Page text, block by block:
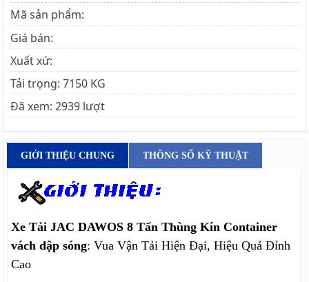
Mã sản phẩm:
Giá bán:
Xuất xứ:
Tải trọng: 7150 KG
Đã xem: 2939 lượt
GIỚI THIỆU CHUNG THÔNG SỐ KỸ THUẬT
Xe Tải JAC DAWOS 8 Tấn Thùng Kín Container
vách dập sóng: Vua Vận Tải Hiện Đại, Hiệu Quả Đỉnh
Cao